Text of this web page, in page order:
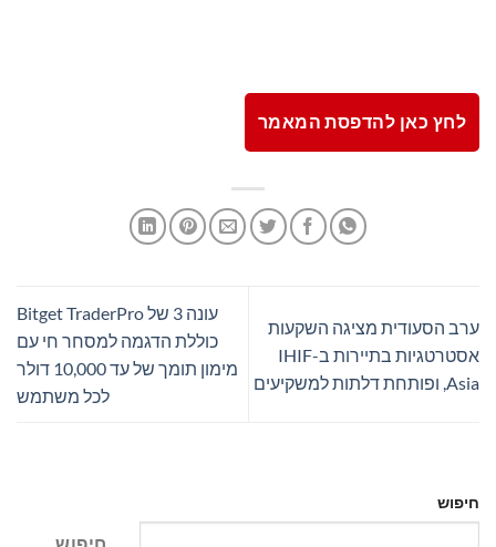
לחץ כאן להדפסת המאמר
ערב הסעודית מציגה השקעות
אסטרטגיות בתיירות ב-IHIF
Asia, ופותחת דלתות למשקיעים
עונה 3 של Bitget TraderPro
כוללת הדגמה למסחר חי עם
מימון תומך של עד 10,000 דולר
לכל משתמש
חיפוש